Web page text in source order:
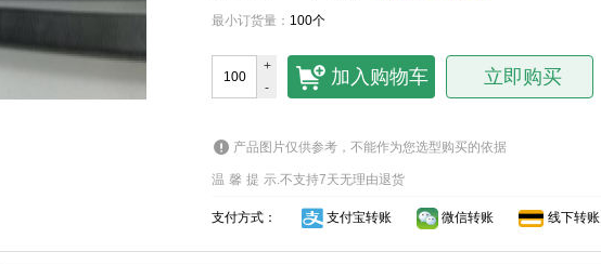
最小订货量 ： 100个
+
-
加入购物车 立即购买
产品图片仅供参考，不能作为您选型购买的依据
温馨提示.不支持7天无理由退货
支付方式： 支付宝转账 微信转账 线下转账